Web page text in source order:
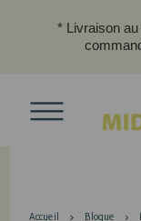
* Livraison
Accueil Blogue